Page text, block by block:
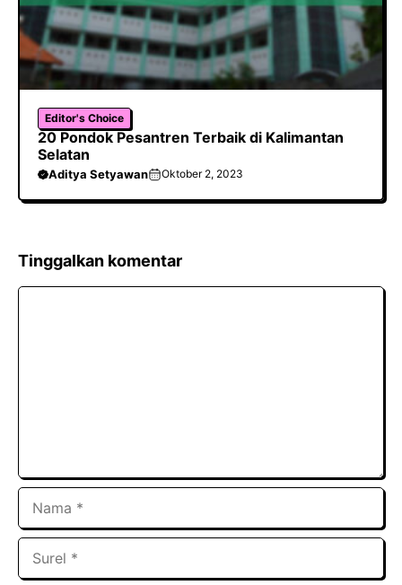
Editor's Choice
20 Pondok Pesantren Terbaik di Kalimantan
Selatan
Aditya Setyawan Oktober 2, 2023
Tinggalkan komentar
Komentar
Nama
Surel